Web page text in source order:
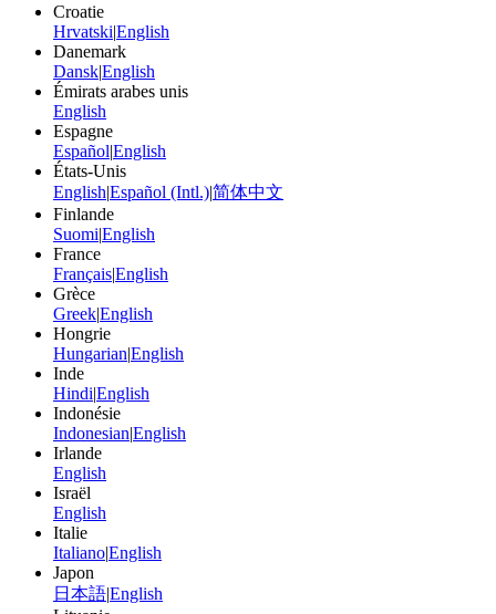
Croatie
Hrvatski|English
Danemark
Dansk|English
Émirats arabes unis
English
Espagne
Español|English
États-Unis
English|Español (Intl.)|简体中文
Finlande
Suomi|English
France
Français|English
Grèce
Greek|English
Hongrie
Hungarian|English
Inde
Hindi|English
Indonésie
Indonesian|English
Irlande
English
Israël
English
Italie
Italiano|English
Japon
日本語|English